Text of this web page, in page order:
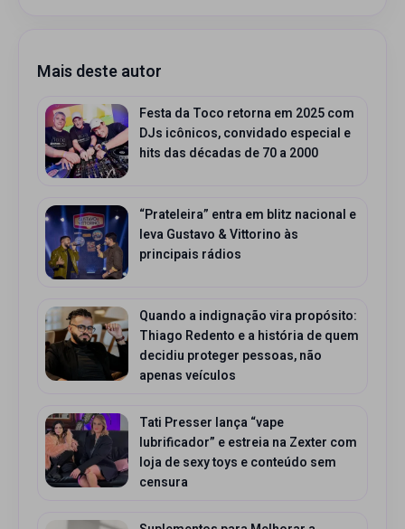
Mais deste autor
Festa da Toco retorna em 2025 com
DJs icônicos, convidado especial e
hits das décadas de 70 a 2000
“Prateleira” entra em blitz nacional e
leva Gustavo & Vittorino às
principais rádios
Quando a indignação vira propósito:
Thiago Redento e a história de quem
decidiu proteger pessoas, não
apenas veículos
Tati Presser lança “vape
lubrificador” e estreia na Zexter com
loja de sexy toys e conteúdo sem
censura